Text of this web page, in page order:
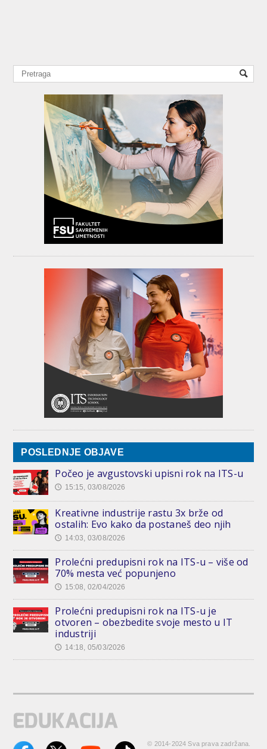
POSLEDNJE OBJAVE
Počeo je avgustovski upisni rok na ITS-u
🕔 15:15, 03/08/2026
Kreativne industrije rastu 3x brže od
ostalih: Evo kako da postaneš deo njih
🕔 14:03, 03/08/2026
Prolećni predupisni rok na ITS-u – više od
70% mesta već popunjeno
🕔 15:08, 02/04/2026
Prolećni predupisni rok na ITS-u je
otvoren – obezbedite svoje mesto u IT
industriji
🕔 14:18, 05/03/2026
© 2014-2024 Sva prava zadržana.